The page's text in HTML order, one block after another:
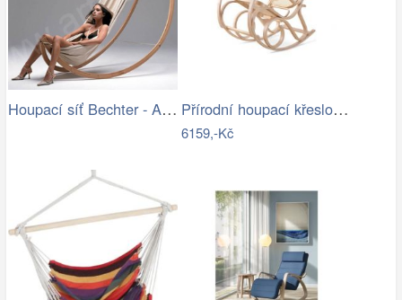
Houpací síť Bechter - Artedio.cz Přírodní houpací křeslo s výpletem - AT
6159,-Kč